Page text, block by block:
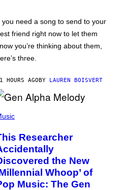
you need a song to send to your
friend right now to let them
you’re thinking about them,
three.
HOURS AGOBY LAUREN BOISVERT
Researcher
the New
Whoop’ of
Music: The Gen